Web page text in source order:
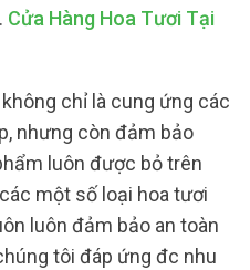
Cửa Hàng Hoa Tươi Tại
chỉ là cung ứng các
nhưng còn đảm bảo
luôn được bỏ trên
một số loại hoa tươi
luôn đảm bảo an toàn
tôi đáp ứng đc nhu